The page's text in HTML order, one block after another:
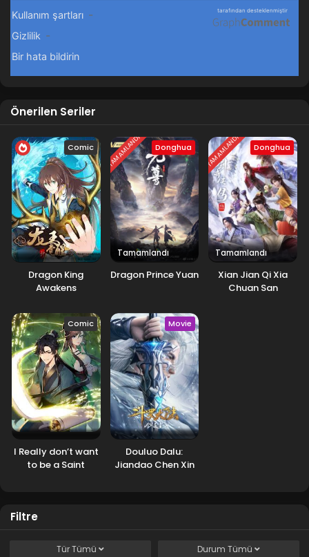
Önerilen Seriler
Comic
Dragon King
Awakens
TAMAMLANDI Donghua
Tamamlandı
Dragon Prince Yuan
TAMAMLANDI Donghua
Tamamlandı
Xian Jian Qi Xia
Chuan San
Comic
I Really don’t want
to be a Saint
Movie
Douluo Dalu:
Jiandao Chen Xin
Filtre
TürTümü Durum Tümü